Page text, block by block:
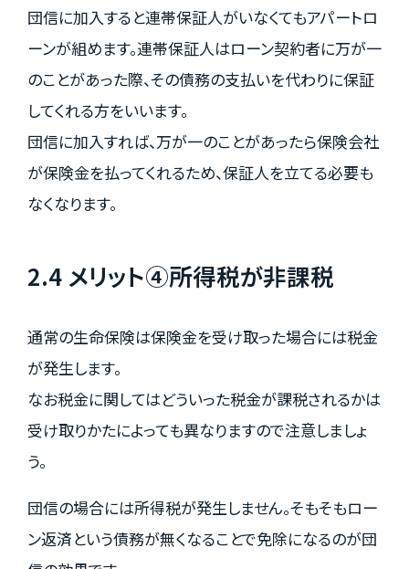
団信に加入すると連帯保証人がいなくてもアパートロ
ーンが組めます。連帯保証人はローン契約者に万が一
のことがあった際、その債務の支払いを代わりに保証
してくれる方をいいます。
団信に加入すれば、万が一のことがあったら保険会社
が保険金を払ってくれるため、保証人を立てる必要も
なくなります。
2.4 メリット④所得税が非課税
通常の生命保険は保険金を受け取った場合には税金
が発生します。
なお税金に関してはどういった税金が課税されるかは
受け取りかたによっても異なりますので注意しましょ
う。
団信の場合には所得税が発生しません。そもそもロー
ン返済という債務が無くなることで免除になるのが団